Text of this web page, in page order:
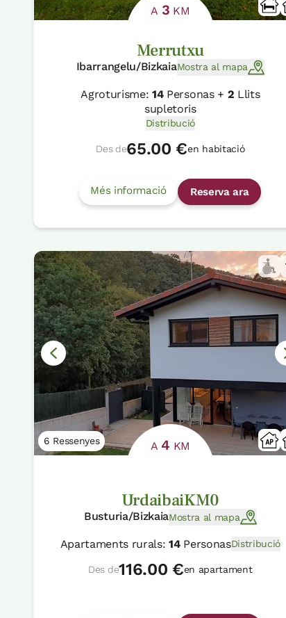
A 3 KM
Merrutxu
Ibarrangelu/BizkaiaMostra al mapa
Agroturisme:14Personas + 2 Llits
supletoris
Distribució
Des de65.00 €en habitació
Més informació Reserva ara
6 Ressenyes A4 KM
UrdaibaiKM0
Busturia/BizkaiaMostra al mapa
Apartaments rurals:14PersonasDistribució
Des de116.00 €en apartament